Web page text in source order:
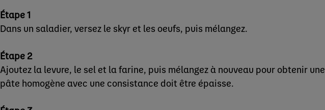
Étape 1
Dans un saladier, versez le skyr et les oeufs, puis mélangez.
Étape 2
Ajoutez la levure, le sel et la farine, puis mélangez à nouveau pour obtenir une
pâte homogène avec une consistance doit être épaisse.